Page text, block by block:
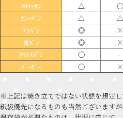
ｸﾛﾜｯｻﾝ △ 〇
ｶﾚｰﾊﾟﾝ △ △
ｱﾝﾊﾟﾝ ◎ ×
食ﾊﾟﾝ ◎ ×
ﾌﾗﾝｽﾊﾟﾝ 〇 -
ﾊﾞｰｶﾞｰ 〇 ×
※上記は焼き立てではない状態を想定し
紙袋優先になるものも当然ございます